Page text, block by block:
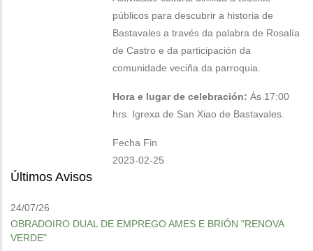
públicos para descubrir a historia de
Bastavales a través da palabra de Rosalía
de Castro e da participación da
comunidade veciña da parroquia.
Hora e lugar de celebración: Ás 17:00
hrs. Igrexa de San Xiao de Bastavales.
Fecha Fin
2023-02-25
Últimos Avisos
24/07/26
OBRADOIRO DUAL DE EMPREGO AMES E BRIÓN "RENOVA
VERDE"